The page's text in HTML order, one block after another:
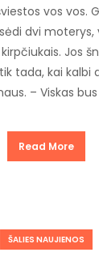
vos vos.
dvi
Jos
tada, kai kalbi
– Viskas
Read More
ŠALIES NAUJIENOS